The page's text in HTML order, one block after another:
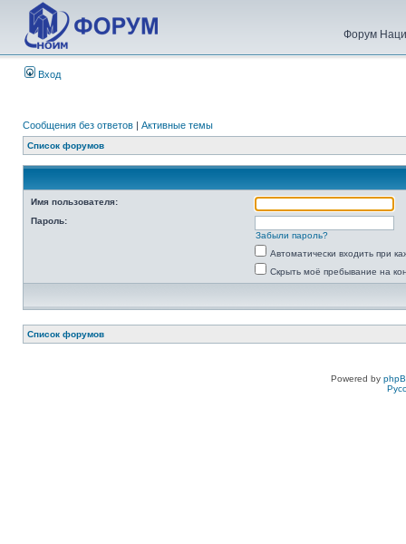
Форум
Вход
Сообщения без ответов | Активные темы
Список форумов
Имя пользователя:
Пароль:
Забыли пароль?
Автоматически входить при
Скрыть моё пребывание на
Список форумов
Powered by